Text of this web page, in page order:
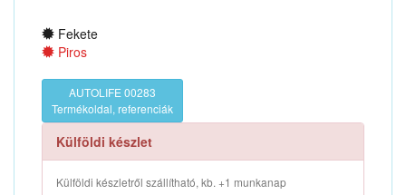
Fekete
Piros
AUTOLIFE 00283
Termékoldal, referenciák
Külföldi készlet
Külföldi készletről szállítható, kb. +1 munkanap